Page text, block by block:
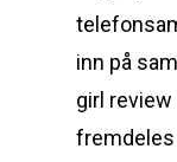
inn på
girl review
fremdeles